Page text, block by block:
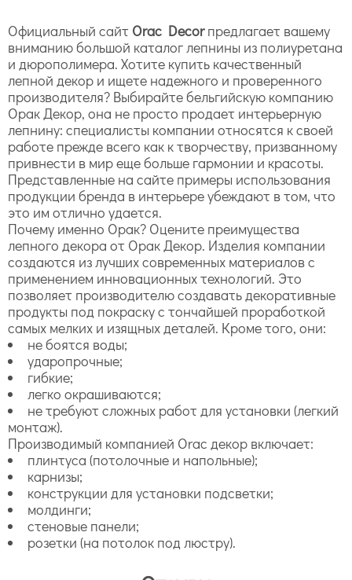
Официальный сайт Orac Decorпредлагает вашему
вниманию большой каталог лепнины из полиуретана
и дюрополимера. Хотите купить качественный
лепной декор и ищете надежного и проверенного
производителя? Выбирайте бельгийскую компанию
Орак Декор, она не просто продает интерьерную
лепнину: специалисты компании относятся к своей
работе прежде всего как к творчеству, призванному
привнести в мир еще больше гармонии и красоты.
Представленные на сайте примеры использования
продукции бренда в интерьере убеждают в том, что
это им отлично удается.
Почему именно Орак? Оцените преимущества
лепного декора от Орак Декор. Изделия компании
создаются из лучших современных материалов с
применением инновационных технологий. Это
позволяет производителю создавать декоративные
продукты под покраску с тончайшей проработкой
самых мелких и изящных деталей. Кроме того, они:
не боятся воды;
ударопрочные;
гибкие;
легко окрашиваются;
не требуют сложных работ для установки (легкий
монтаж).
Производимый компанией Orac декор включает:
плинтуса (потолочные и напольные);
карнизы;
конструкции для установки подсветки;
молдинги;
стеновые панели;
розетки (на потолок под люстру).